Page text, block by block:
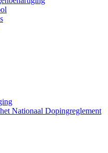
Nationaal Dopingreglement